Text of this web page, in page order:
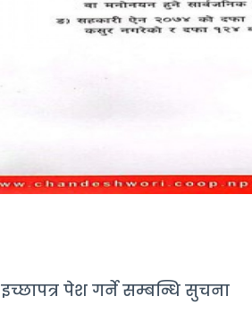
इच्छापत्र पेश गर्ने सम्बन्धि सुचना